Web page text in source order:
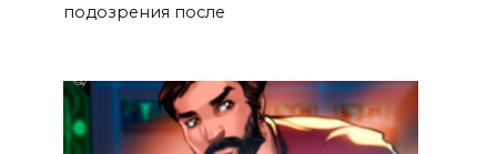
подозрения после